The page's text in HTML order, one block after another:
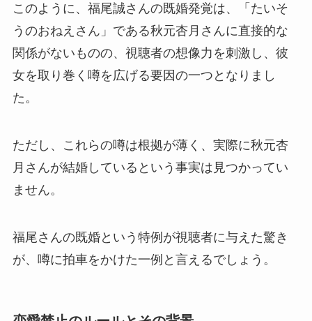
このように、福尾誠さんの既婚発覚は、「たいそ
うのおねえさん」である秋元杏月さんに直接的な
関係がないものの、視聴者の想像力を刺激し、彼
女を取り巻く噂を広げる要因の一つとなりまし
た。
ただし、これらの噂は根拠が薄く、実際に秋元杏
月さんが結婚しているという事実は見つかってい
ません。
福尾さんの既婚という特例が視聴者に与えた驚き
が、噂に拍車をかけた一例と言えるでしょう。